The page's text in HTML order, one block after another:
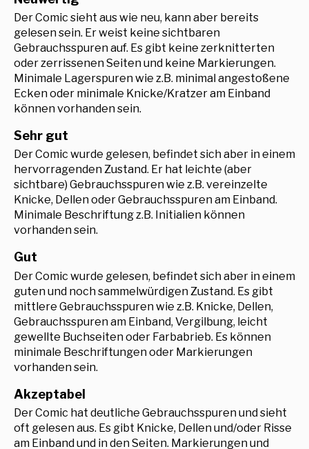
Der Comic sieht aus wie neu, kann aber bereits
gelesen sein. Er weist keine sichtbaren
Gebrauchsspuren auf. Es gibt keine zerknitterten
oder zerrissenen Seiten und keine Markierungen.
Minimale Lagerspuren wie z.B. minimal angestoßene
Ecken oder minimale Knicke/Kratzer am Einband
können vorhanden sein.
Sehr gut
Der Comic wurde gelesen, befindet sich aber in einem
hervorragenden Zustand. Er hat leichte (aber
sichtbare) Gebrauchsspuren wie z.B. vereinzelte
Knicke, Dellen oder Gebrauchsspuren am Einband.
Minimale Beschriftung z.B. Initialien können
vorhanden sein.
Gut
Der Comic wurde gelesen, befindet sich aber in einem
guten und noch sammelwürdigen Zustand. Es gibt
mittlere Gebrauchsspuren wie z.B. Knicke, Dellen,
Gebrauchsspuren am Einband, Vergilbung, leicht
gewellte Buchseiten oder Farbabrieb. Es können
minimale Beschriftungen oder Markierungen
vorhanden sein.
Akzeptabel
Der Comic hat deutliche Gebrauchsspuren und sieht
oft gelesen aus. Es gibt Knicke, Dellen und/oder Risse
am Einband und in den Seiten. Markierungen und